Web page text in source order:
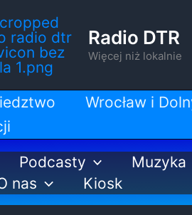
Radio DTR
Więcej niż lokalnie
Wrocław i
Podcasty
Muzyka
nas Kiosk